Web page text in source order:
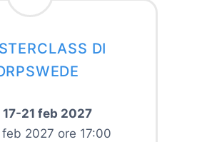
DI
17-21 feb 2027
feb 2027 ore 17:00